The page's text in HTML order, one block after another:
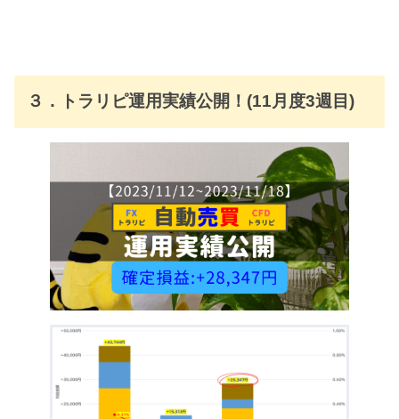
３．トラリピ運用実績公開！(11月度3週目)